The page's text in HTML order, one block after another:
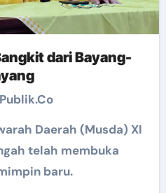
dari Bayang-
Daerah (Musda) XI
telah membuka
baru.